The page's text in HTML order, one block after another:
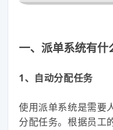
一、派单系统有什
1、自动分配任务
使用派单系统是需要
分配任务。根据员工